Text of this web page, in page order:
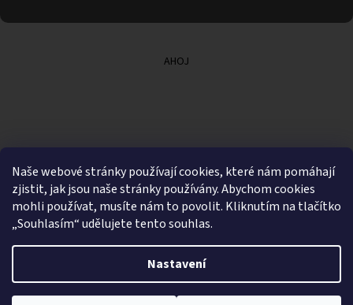
Naše webové stránky používají cookies, které nám pomáhají
zjistit, jak jsou naše stránky používány. Abychom cookies
mohli používat, musíte nám to povolit. Kliknutím na tlačítko
„Souhlasím“ udělujete tento souhlas.
Nastavení
AHOJ
Vytvořil Shoptet